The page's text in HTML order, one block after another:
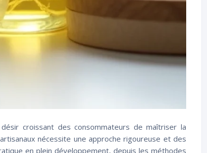
croissant des consommateurs de maîtriser la
nécessite une approche rigoureuse et des
en plein développement, depuis les méthodes